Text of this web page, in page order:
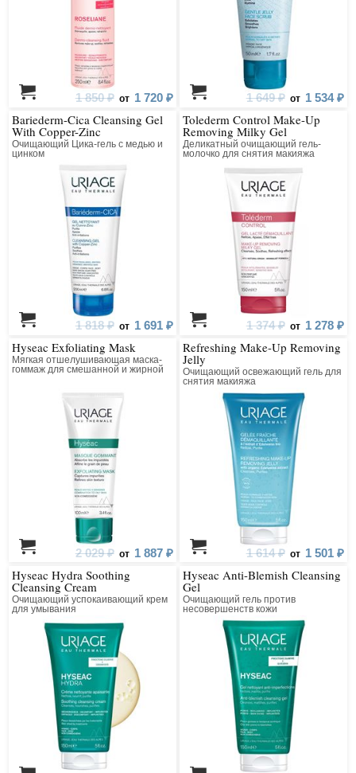
1 850 ₽ от 1 720 ₽ 1 649 ₽ от 1 534 ₽
Bariederm-Cica Cleansing Gel
With Copper-Zinc
Очищающий Цика-гель с медью и
цинком
1 818 ₽ от 1 691 ₽
Tolederm Control Make-Up
Removing Milky Gel
Деликатный очищающий гель-
молочко для снятия макияжа
1 374 ₽ от 1 278 ₽
Hyseac Exfoliating Mask
Мягкая отшелушивающая маска-
гоммаж для смешанной и жирной
2 029 ₽ от 1 887 ₽
Refreshing Make-Up Removing
Jelly
Очищающий освежающий гель для
снятия макияжа
1 614 ₽ от 1 501 ₽
Hyseac Hydra Soothing
Cleansing Cream
Очищающий успокаивающий крем
для умывания
Hyseac Anti-Blemish Cleansing
Gel
Очищающий гель против
несовершенств кожи